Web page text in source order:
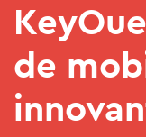
de